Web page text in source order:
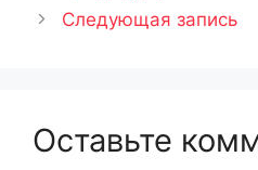
Следующая запись
Оставьте